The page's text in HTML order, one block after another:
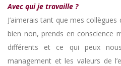
Avec qui je travaille ?
J’aimerais tant que mes
bien non, prends en conscience
différents et ce qui peux
management et les valeurs de